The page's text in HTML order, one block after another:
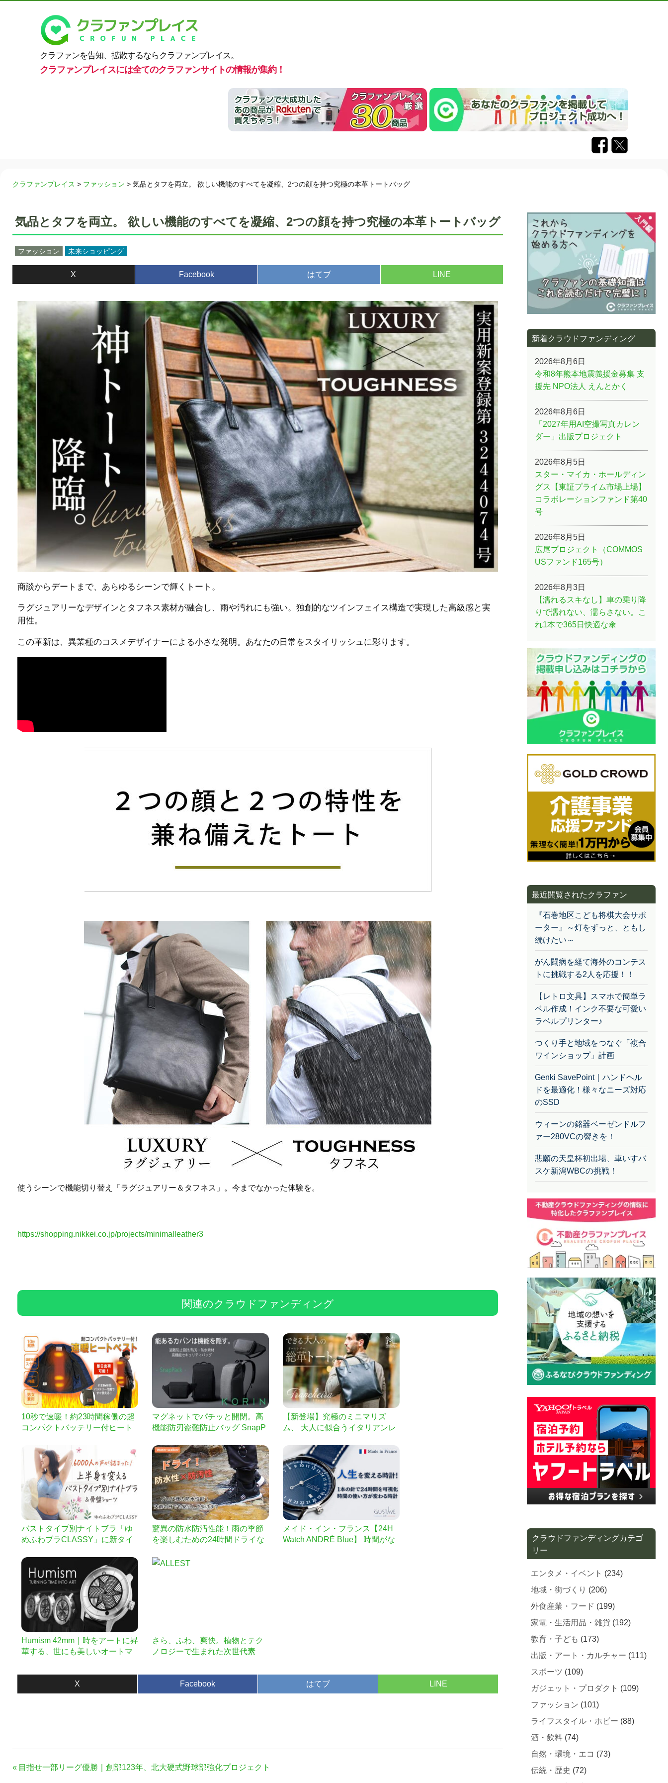
クラファンを告知、拡散するならクラファンプレイス。
クラファンプレイスには全てのクラファンサイトの情報が集約！
クラファンプレイス > ファッション > 気品とタフを両立。 欲しい機能のすべてを凝縮、2つの顔を持つ究極の本革トートバッグ
気品とタフを両立。 欲しい機能のすべてを凝縮、2つの顔を持つ究極の本革トートバッグ
ファッション 未来ショッピング
X Facebook はてブ LINE
商談からデートまで、あらゆるシーンで輝くトート。
ラグジュアリーなデザインとタフネス素材が融合し、雨や汚れにも強い。独創的なツインフェイス構造で実現した高級感と実
用性。
この革新は、異業種のコスメデザイナーによる小さな発明。あなたの日常をスタイリッシュに彩ります。
使うシーンで機能切り替え「ラグジュアリー＆タフネス」。今までなかった体験を。
https://shopping.nikkei.co.jp/projects/minimalleather3
関連のクラウドファンディング
10秒で速暖！約23時間稼働の超
コンパクトバッテリー付ヒート
マグネットでパチッと開閉。高
機能防刃盗難防止バッグ SnapP
【新登場】究極のミニマリズ
ム、 大人に似合うイタリアンレ
バストタイプ別ナイトブラ「ゆ
めふわブラCLASSY」に新タイ
驚異の防水防汚性能！雨の季節
を楽しむための24時間ドライな
履き心地・防水シューズ「Water
メイド・イン・フランス【24H
Watch ANDRÉ Blue】 時間がな
Humism 42mm｜時をアートに昇
華する、世にも美しいオートマ
さら、ふわ、爽快。植物とテク
ノロジーで生まれた次世代素
X Facebook はてブ LINE
投前
目指せ一部リーグ優勝｜創部123年、北大硬式野球部強化プロジェクト
新着クラウドファンディング
2026年8月6日
令和8年熊本地震義援金募集 支
援先 NPO法人 えんとかく
2026年8月6日
「2027年用AI空撮写真カレン
ダー」出版プロジェクト
2026年8月5日
スター・マイカ・ホールディン
グス【東証プライム市場上場】
コラボレーションファンド第40
号
2026年8月5日
広尾プロジェクト（COMMOS
USファンド165号）
2026年8月3日
【濡れるスキなし】車の乗り降
りで濡れない、濡らさない。こ
れ1本で365日快適な傘
最近閲覧されたクラファン
『石巻地区こども将棋大会サポ
ーター』～灯をずっと、ともし
続けたい～
がん闘病を経て海外のコンテス
トに挑戦する2人を応援！！
【レトロ文具】スマホで簡単ラ
ベル作成！インク不要な可愛い
ラベルプリンター♪
つくり手と地域をつなぐ「複合
ワインショップ」計画
Genki SavePoint｜ハンドヘル
ドを最適化！様々なニーズ対応
のSSD
ウィーンの銘器ベーゼンドルフ
ァー280VCの響きを！
悲願の天皇杯初出場、車いすバ
スケ新潟WBCの挑戦！
クラウドファンディングカテゴ
リー
エンタメ・イベント (234)
地域・街づくり (206)
外食産業・フード (199)
家電・生活用品・雑貨 (192)
教育・子ども (173)
出版・アート・カルチャー (111)
スポーツ (109)
ガジェット・プロダクト (109)
ファッション (101)
ライフスタイル・ホビー (88)
酒・飲料 (74)
自然・環境・エコ (73)
伝統・歴史 (72)